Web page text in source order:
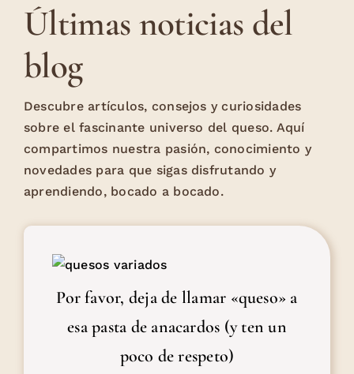
Últimas noticias del
blog
Descubre artículos, consejos y curiosidades
sobre el fascinante universo del queso. Aquí
compartimos nuestra pasión, conocimiento y
novedades para que sigas disfrutando y
aprendiendo, bocado a bocado.
«queso» a esa pasta de
anacardos (y ten un poco de
respeto)
Por favor, deja de llamar «queso» a
esa pasta de anacardos (y ten un
poco de respeto)